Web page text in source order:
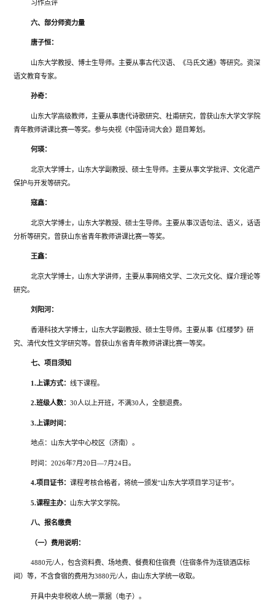
习作点评
六、部分师资力量
唐子恒：
山东大学教授、博士生导师。主要从事古代汉语、《马氏文通》等研究。资深
语文教育专家。
孙奇：
山东大学高级教师，主要从事唐代诗歌研究、杜甫研究，曾获山东大学文学院
青年教师讲课比赛一等奖。参与央视《中国诗词大会》题目筹划。
何瑛：
北京大学博士，山东大学副教授、硕士生导师。主要从事文学批评、文化遗产
保护与开发等研究。
寇鑫：
北京大学博士，山东大学教授、硕士生导师。主要从事汉语句法、语义，话语
分析等研究，曾获山东省青年教师讲课比赛一等奖。
王鑫：
北京大学博士，山东大学讲师，主要从事网络文学、二次元文化、媒介理论等
研究。
刘阳河：
香港科技大学博士，山东大学副教授、硕士生导师。主要从事《红楼梦》研
究、清代女性文学研究等。曾获山东省青年教师讲课比赛一等奖。
七、项目须知
1.上课方式：线下课程。
2.班级人数：30人以上开班，不满30人，全额退费。
3.上课时间：
地点：山东大学中心校区（济南）。
时间：2026年7月20日—7月24日。
4.项目证书：课程考核合格者，将统一颁发“山东大学项目学习证书”。
5.课程主办： 山东大学文学院。
八、报名缴费
（一）费用说明：
4880元/人，包含资料费、场地费、餐费和住宿费（住宿条件为连锁酒店标
间）等，不含食宿的费用为3880元/人，由山东大学统一收取。
开具中央非税收人统一票据（电子）。